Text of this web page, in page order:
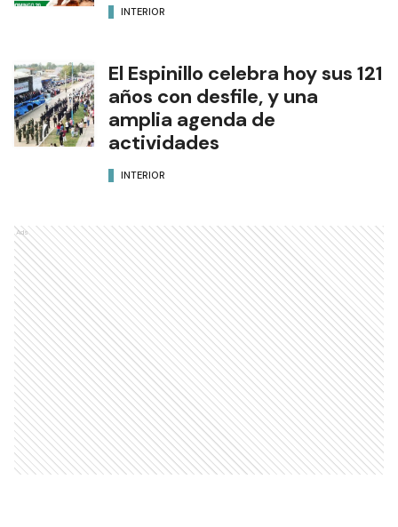
INTERIOR
El Espinillo celebra hoy sus 121
años con desfile, y una
amplia agenda de
actividades
INTERIOR
Ads